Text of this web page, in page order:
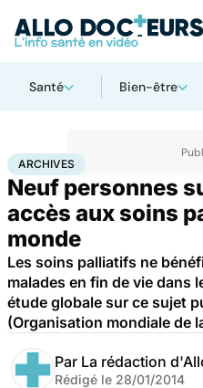
Santé Bien-être
AccueilSantéArchives
ARCHIVES
Neuf personnes
accès aux soins
monde
Les soins palliatifs ne
malades en fin de vie dans
étude globale sur ce sujet
(Organisation mondiale de
Par La rédaction
Rédigé le 28/01/2014